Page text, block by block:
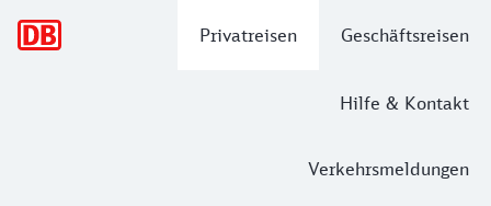
Privatreisen Geschäftsreisen
Hilfe & Kontakt
Verkehrsmeldungen